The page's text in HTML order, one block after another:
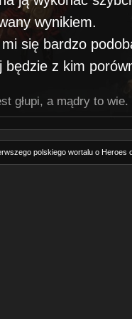
wynikiem.
się bardzo
będzie z kim
głupi, a mądry to wie.
polskiego wortalu o Heroes